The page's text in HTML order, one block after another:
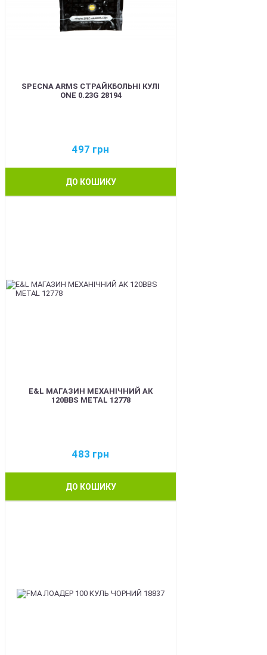
SPECNA ARMS СТРАЙКБОЛЬНІ КУЛІ
ONE 0.23G 28194
497 грн
ДО КОШИКУ
E&L МАГАЗИН МЕХАНІЧНИЙ АК
120BBS METAL 12778
483 грн
ДО КОШИКУ